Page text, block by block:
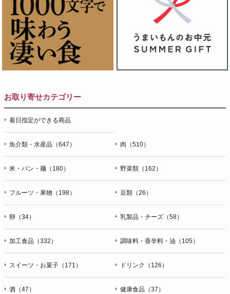
お取り寄せカテゴリー
着日指定ができる商品
魚介類・水産品（647） 肉（510）
米・パン・麺（180） 野菜類（162）
フルーツ・果物（198） 豆類（26）
卵（34） 乳製品・チーズ（58）
加工食品（332） 調味料・香辛料・油（105）
スイーツ・お菓子（171） ドリンク（126）
酒（47） 健康食品（37）